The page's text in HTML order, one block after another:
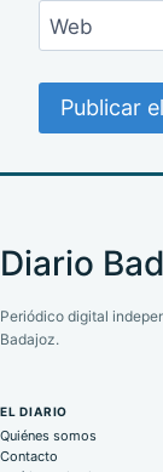
Web
Diario
Periódico digital
Badajoz.
EL DIARIO
Quiénes somos
Contacto